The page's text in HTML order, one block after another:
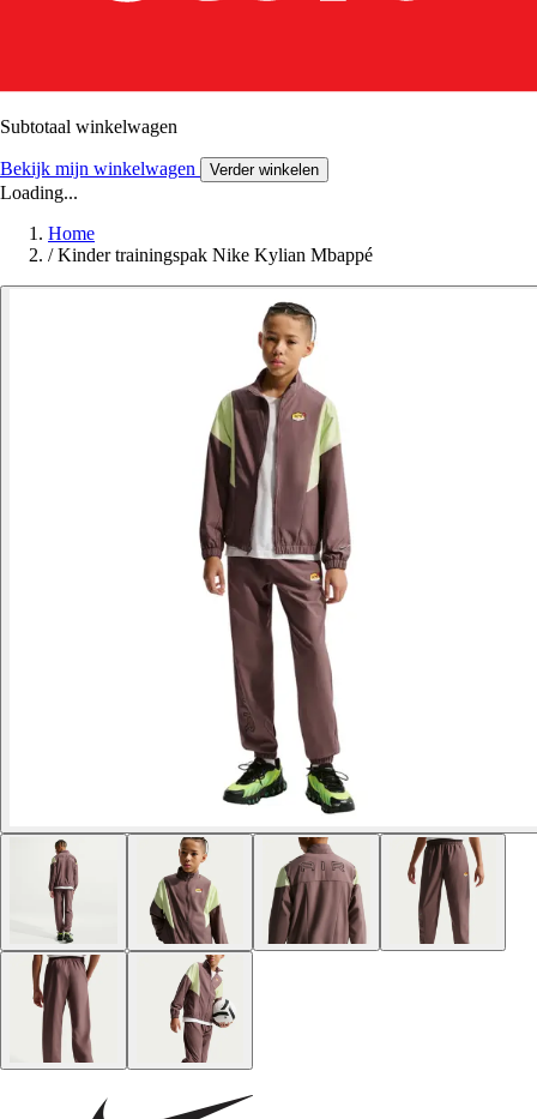
Subtotaal winkelwagen
Bekijk mijn winkelwagen Verder winkelen
Loading...
Home
/ Kinder trainingspak Nike Kylian Mbappé